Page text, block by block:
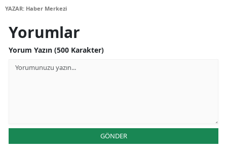
YAZAR: Haber Merkezi
Yorumlar
Yorum Yazın (500 Karakter)
GÖNDER